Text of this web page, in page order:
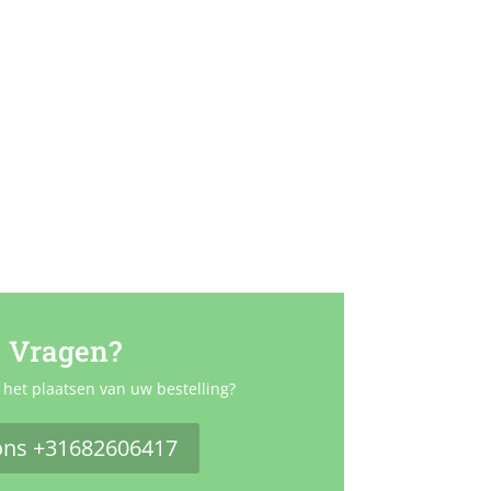
Vragen?
plaatsen van uw bestelling?
+31682606417